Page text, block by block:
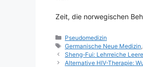
Zeit, die norwegischen
Kategorien
Pseudomedizin
Schlagwörter
Germanische Neue Medizin
Sheng-Fui: Lehrreiche Leere
Alternative HIV-Therapie: